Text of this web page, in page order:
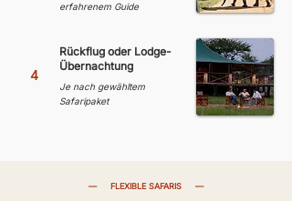
erfahrenem Guide
4
Rückflug oder Lodge-
Übernachtung
Je nach gewähltem
Safaripaket
— FLEXIBLE SAFARIS —